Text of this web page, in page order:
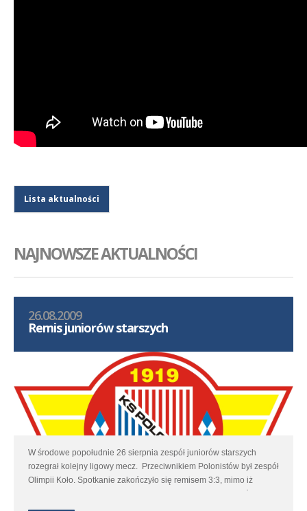
Lista aktualności
NAJNOWSZE AKTUALNOŚCI
26.08.2009
Remis juniorów starszych
W środowe popołudnie 26 sierpnia zespół juniorów starszych
rozegrał kolejny ligowy mecz. Przeciwnikiem Polonistów był zespół
Olimpii Koło. Spotkanie zakończyło się remisem 3:3, mimo iż
Polonia do przerwy prowadziła 2:1. Tym samym nasz zespół zdobył